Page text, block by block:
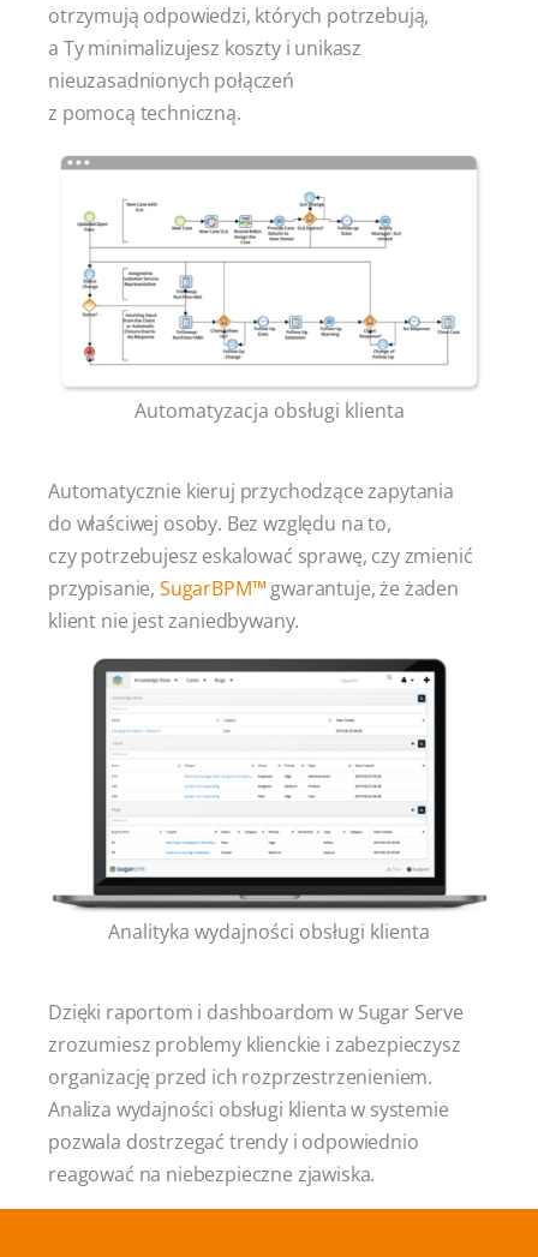
otrzymują odpowiedzi, których potrzebują,
a Ty minimalizujesz koszty i unikasz
nieuzasadnionych połączeń
z pomocą techniczną.
Automatyzacja obsługi klienta
Automatycznie kieruj przychodzące zapytania
do właściwej osoby. Bez względu na to,
czy potrzebujesz eskalować sprawę, czy zmienić
przypisanie, SugarBPM™ gwarantuje, że żaden
klient nie jest zaniedbywany.
Analityka wydajności obsługi klienta
Dzięki raportom i dashboardom w Sugar Serve
zrozumiesz problemy klienckie i zabezpieczysz
organizację przed ich rozprzestrzenieniem.
Analiza wydajności obsługi klienta w systemie
pozwala dostrzegać trendy i odpowiednio
reagować na niebezpieczne zjawiska.